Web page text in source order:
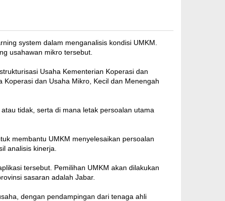
system dalam menganalisis kondisi UMKM.
usahawan mikro tersebut.
Usaha Kementerian Koperasi dan
Koperasi dan Usaha Mikro, Kecil dan Menengah
tidak, serta di mana letak persoalan utama
membantu UMKM menyelesaikan persoalan
analisis kinerja.
tersebut. Pemilihan UMKM akan dilakukan
sasaran adalah Jabar.
dengan pendampingan dari tenaga ahli